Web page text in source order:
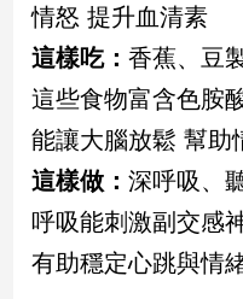
品
點
民
調
國
會
點
情怒 提升血清素
這樣吃：香蕉、豆
這些食物富含色胺
能讓大腦放鬆 幫助
這樣做：深呼吸、
呼吸能刺激副交感
有助穩定心跳與情